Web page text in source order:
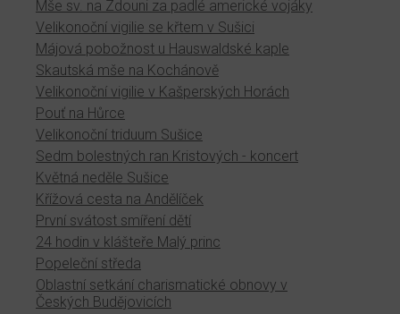
Mše sv. na Zdouni za padlé americké vojáky
Velikonoční vigilie se křtem v Sušici
Májová pobožnost u Hauswaldské kaple
Skautská mše na Kochánově
Velikonoční vigilie v Kašperských Horách
Pouť na Hůrce
Velikonoční triduum Sušice
Sedm bolestných ran Kristových - koncert
Květná neděle Sušice
Křížová cesta na Andělíček
První svátost smíření dětí
24 hodin v klášteře Malý princ
Popeleční středa
Oblastní setkání charismatické obnovy v
Českých Budějovicích